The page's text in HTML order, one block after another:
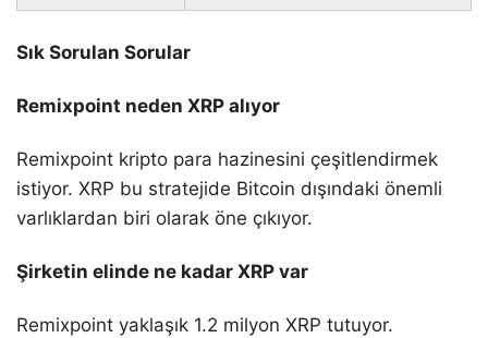
Sık Sorulan Sorular
Remixpoint neden XRP alıyor
Remixpoint kripto para hazinesini çeşitlendirmek
istiyor. XRP bu stratejide Bitcoin dışındaki önemli
varlıklardan biri olarak öne çıkıyor.
Şirketin elinde ne kadar XRP var
Remixpoint yaklaşık 1.2 milyon XRP tutuyor.